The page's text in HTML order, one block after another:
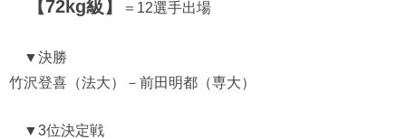
【72kg級】 ＝12選手出場
▼決勝
竹沢登喜（法大）－前田明都（専大）
▼3位決定戦